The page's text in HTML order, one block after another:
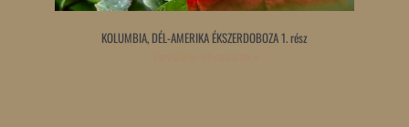
KOLUMBIA, DÉL-AMERIKA ÉKSZERDOBOZA 1. rész